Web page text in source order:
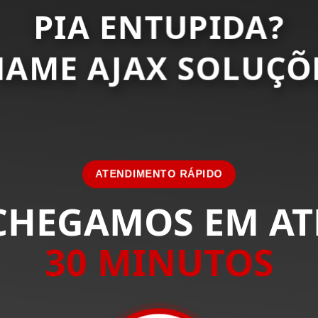
PIA ENTUPIDA?
AJAX
ATENDIMENTO RÁPIDO
EM
30 MINUTOS